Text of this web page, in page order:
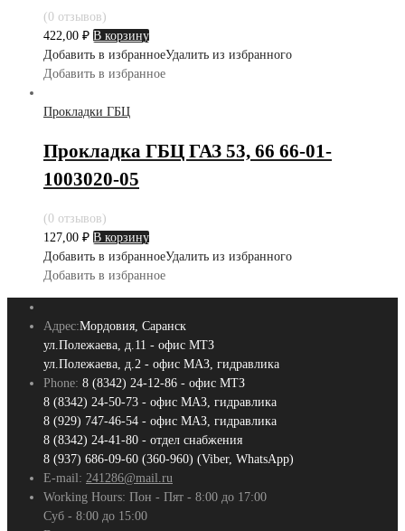
(0 отзывов)
422,00 ₽ В корзину
Добавить в избранноеУдалить из избранного
Добавить в избранное
Прокладки ГБЦ
Прокладка ГБЦ ГАЗ 53, 66 66-01-
1003020-05
(0 отзывов)
127,00 ₽ В корзину
Добавить в избранноеУдалить из избранного
Добавить в избранное
Адрес:Мордовия, Саранск
ул.Полежаева, д.11 - офис МТЗ
ул.Полежаева, д.2 - офис МАЗ, гидравлика
Phone: 8 (8342) 24-12-86 - офис МТЗ
8 (8342) 24-50-73 - офис МАЗ, гидравлика
8 (929) 747-46-54 - офис МАЗ, гидравлика
8 (8342) 24-41-80 - отдел снабжения
8 (937) 686-09-60 (360-960) (Viber, WhatsApp)
E-mail: 241286@mail.ru
Working Hours: Пон - Пят - 8:00 до 17:00
Суб - 8:00 до 15:00